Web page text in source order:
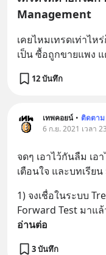
Management
เคยไหมเทรดเท่าไ
เป็น ซื้อถูกขายแพง
12 บันทึก
เทพคอยน์ • ติดตาม
6 ก.ย. 2021 เวลา
จดๆ เอาไว้กันลืม เอ
เตือนใจ และบทเรีย
1) จงเชื่อในระบบ
Forward Test มาแ
อ่านต่อ
3 บันทึก